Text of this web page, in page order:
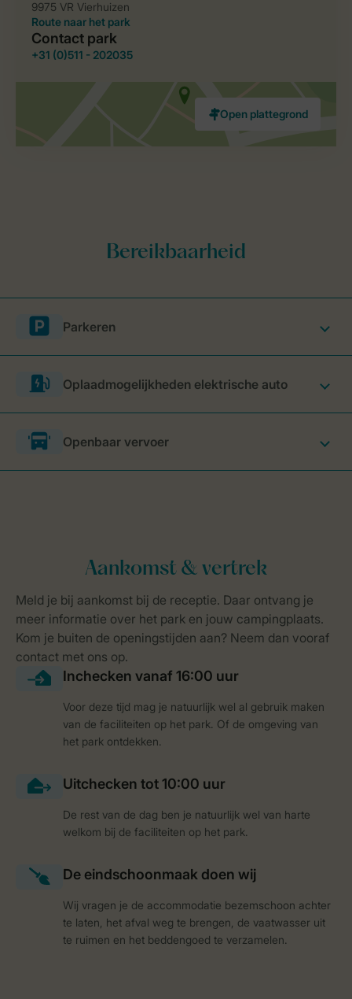
Parkeren
Oplaadmogelijkheden elektrische auto
Openbaar vervoer
Voor deze tijd mag je natuurlijk wel al gebruik maken
van de faciliteiten op het park. Of de omgeving van
het park ontdekken.
De rest van de dag ben je natuurlijk wel van harte
welkom bij de faciliteiten op het park.
Wij vragen je de accommodatie bezemschoon achter
te laten, het afval weg te brengen, de vaatwasser uit
te ruimen en het beddengoed te verzamelen.